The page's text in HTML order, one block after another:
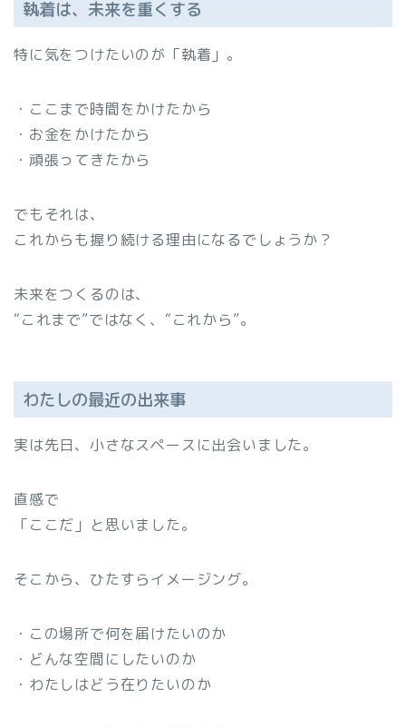
執着は、未来を重くする
特に気をつけたいのが「執着」。
・ここまで時間をかけたから
・お金をかけたから
・頑張ってきたから
でもそれは、
これからも握り続ける理由になるでしょうか？
未来をつくるのは、
“これまで”ではなく、“これから”。
わたしの最近の出来事
実は先日、小さなスペースに出会いました。
直感で
「ここだ」と思いました。
そこから、ひたすらイメージング。
・この場所で何を届けたいのか
・どんな空間にしたいのか
・わたしはどう在りたいのか